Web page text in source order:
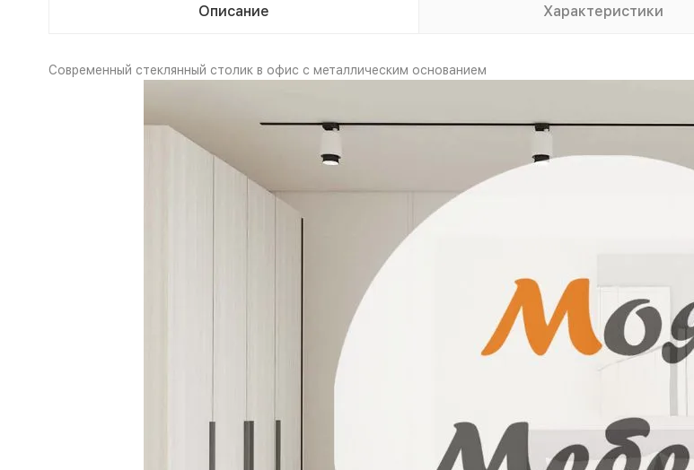
Описание Характеристики
Современный стеклянный столик в офис с металлическим основанием